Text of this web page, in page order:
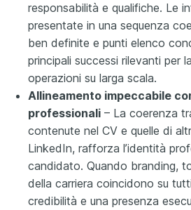
responsabilità e qualifiche. Le
presentate in una sequenza
ben definite e punti elenco
principali successi rilevanti per
operazioni su larga scala.
Allineamento impeccabile
professionali – La coerenza
contenute nel CV e quelle di
LinkedIn, rafforza l’identità
candidato. Quando branding,
della carriera coincidono su
credibilità e una presenza